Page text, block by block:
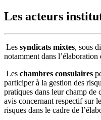
Les acteurs
Les syndicats mixtes, sous
notamment dans
Les chambres consulaires
participer à la gestion des
pratiques dans leur champ de
avis concernant respectif sur
risques dans le cadre de